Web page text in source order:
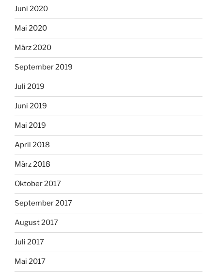
Juni 2020
Mai 2020
März 2020
September 2019
Juli 2019
Juni 2019
Mai 2019
April 2018
März 2018
Oktober 2017
September 2017
August 2017
Juli 2017
Mai 2017